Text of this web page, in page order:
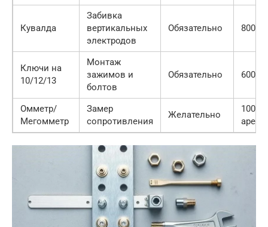
Кувалда
Забивка
вертикальных
электродов
Обязательно 800
Ключи на
10/12/13
Монтаж
зажимов и
болтов
Обязательно 600
Омметр/
Мегомметр
Замер
сопротивления
Желательно
1000